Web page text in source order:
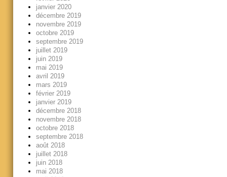
janvier 2020
décembre 2019
novembre 2019
octobre 2019
septembre 2019
juillet 2019
juin 2019
mai 2019
avril 2019
mars 2019
février 2019
janvier 2019
décembre 2018
novembre 2018
octobre 2018
septembre 2018
août 2018
juillet 2018
juin 2018
mai 2018